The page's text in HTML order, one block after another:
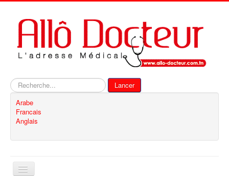
Rechercher
Lancer
Arabe
Francais
Anglais
Basculer